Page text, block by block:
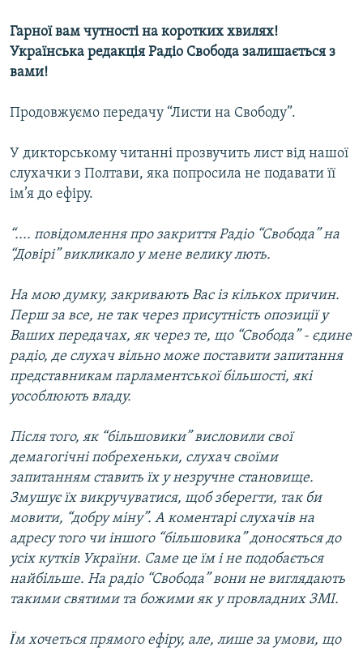
Гарної вам чутності на коротких хвилях!
Українська редакція Радіо Свобода залишається з
вами!
Продовжуємо передачу “Листи на Свободу”.
У дикторському читанні прозвучить лист від нашої
слухачки з Полтави, яка попросила не подавати її
ім’я до ефіру.
“.... повідомлення про закриття Радіо “Свобода” на
“Довірі” викликало у мене велику лють.
На мою думку, закривають Вас із кількох причин.
Перш за все, не так через присутність опозиції у
Ваших передачах, як через те, що “Свобода” - єдине
радіо, де слухач вільно може поставити запитання
представникам парламентської більшості, які
уособлюють владу.
Після того, як “більшовики” висловили свої
демагогічні побрехеньки, слухач своїми
запитанням ставить їх у незручне становище.
Змушує їх викручуватися, щоб зберегти, так би
мовити, “добру міну”. А коментарі слухачів на
адресу того чи іншого “більшовика” доносяться до
усіх кутків України. Саме це їм і не подобається
найбільше. На радіо “Свобода” вони не виглядають
такими святими та божими як у провладних ЗМІ.
Ïм хочеться прямого ефіру, але, лише за умови, що